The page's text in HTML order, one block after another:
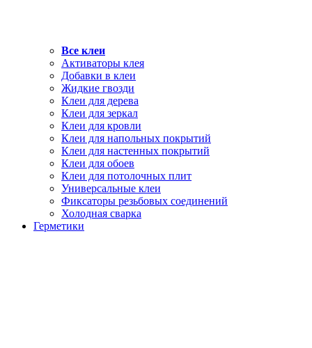
Все клеи
Активаторы клея
Добавки в клеи
Жидкие гвозди
Клеи для дерева
Клеи для зеркал
Клеи для кровли
Клеи для напольных покрытий
Клеи для настенных покрытий
Клеи для обоев
Клеи для потолочных плит
Универсальные клеи
Фиксаторы резьбовых соединений
Холодная сварка
Герметики